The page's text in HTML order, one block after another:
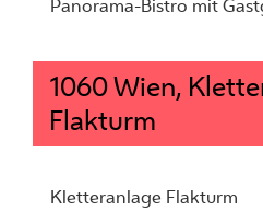
Panorama-Bistro mit
1060 Wien,
Flakturm
Kletteranlage Flakturm